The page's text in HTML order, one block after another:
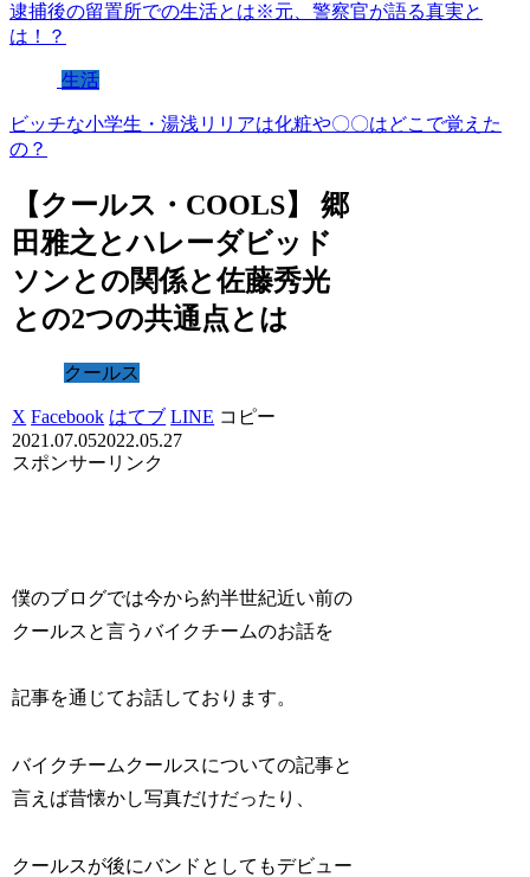
逮捕後の留置所での生活とは※元、警察官が語る真実と
は！？
生活
ビッチな小学生・湯浅リリアは化粧や〇〇はどこで覚えた
の？
【クールス・COOLS】 郷
田雅之とハレーダビッド
ソンとの関係と佐藤秀光
との2つの共通点とは
クールス
X Facebook はてブ LINE コピー
2021.07.052022.05.27
スポンサーリンク
僕のブログでは今から約半世紀近い前の
クールスと言うバイクチームのお話を
記事を通じてお話しております。
バイクチームクールスについての記事と
言えば昔懐かし写真だけだったり、
クールスが後にバンドとしてもデビュー